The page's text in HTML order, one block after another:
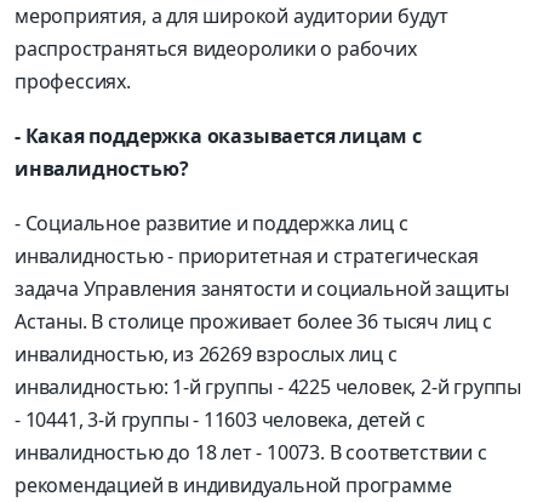
мероприятия, а для широкой аудитории будут
распространяться видеоролики о рабочих
профессиях.
- Какая поддержка оказывается лицам с
инвалидностью?
- Социальное развитие и поддержка лиц с
инвалидностью - приоритетная и стратегическая
задача Управления занятости и социальной защиты
Астаны. В столице проживает более 36 тысяч лиц с
инвалидностью, из 26269 взрослых лиц с
инвалидностью: 1-й группы - 4225 человек, 2-й группы
- 10441, 3-й группы - 11603 человека, детей с
инвалидностью до 18 лет - 10073. В соответствии с
рекомендацией в индивидуальной программе